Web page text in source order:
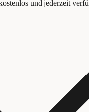
und jederzeit